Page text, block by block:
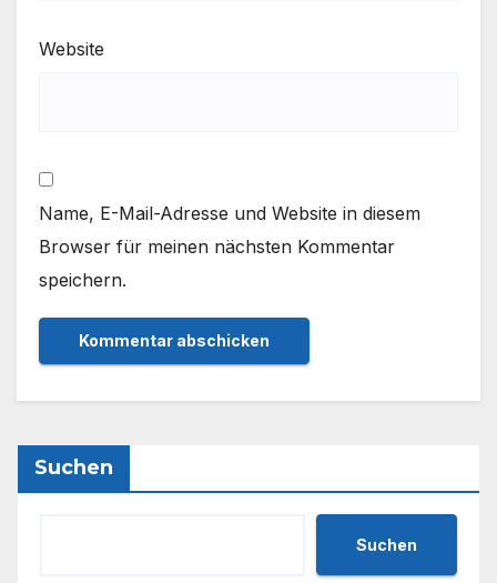
Website
Name, E-Mail-Adresse und Website in diesem
Browser für meinen nächsten Kommentar
speichern.
Suchen
Suchen